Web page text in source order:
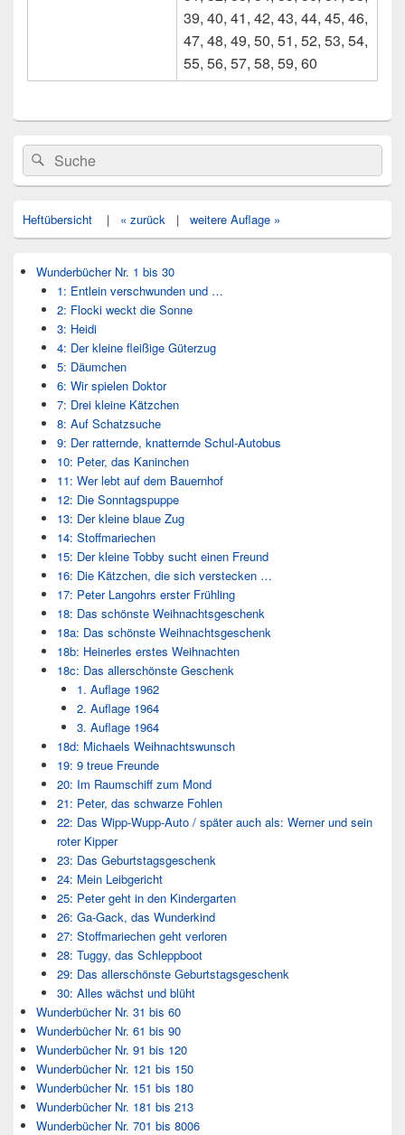
39, 40, 41, 42, 43, 44, 45, 46,
47, 48, 49, 50, 51, 52, 53, 54,
55, 56, 57, 58, 59, 60
Primärer
Seitenleisten
Widget-
Bereich
Search
for:
Suche
Heftübersicht | « zurück | weitere Auflage »
Wunderbücher Nr. 1 bis 30
1: Entlein verschwunden und …
2: Flocki weckt die Sonne
3: Heidi
4: Der kleine fleißige Güterzug
5: Däumchen
6: Wir spielen Doktor
7: Drei kleine Kätzchen
8: Auf Schatzsuche
9: Der ratternde, knatternde Schul-Autobus
10: Peter, das Kaninchen
11: Wer lebt auf dem Bauernhof
12: Die Sonntagspuppe
13: Der kleine blaue Zug
14: Stoffmariechen
15: Der kleine Tobby sucht einen Freund
16: Die Kätzchen, die sich verstecken …
17: Peter Langohrs erster Frühling
18: Das schönste Weihnachtsgeschenk
18a: Das schönste Weihnachtsgeschenk
18b: Heinerles erstes Weihnachten
18c: Das allerschönste Geschenk
1. Auflage 1962
2. Auflage 1964
3. Auflage 1964
18d: Michaels Weihnachtswunsch
19: 9 treue Freunde
20: Im Raumschiff zum Mond
21: Peter, das schwarze Fohlen
22: Das Wipp-Wupp-Auto / später auch als: Werner und sein
roter Kipper
23: Das Geburtstagsgeschenk
24: Mein Leibgericht
25: Peter geht in den Kindergarten
26: Ga-Gack, das Wunderkind
27: Stoffmariechen geht verloren
28: Tuggy, das Schleppboot
29: Das allerschönste Geburtstagsgeschenk
30: Alles wächst und blüht
Wunderbücher Nr. 31 bis 60
Wunderbücher Nr. 61 bis 90
Wunderbücher Nr. 91 bis 120
Wunderbücher Nr. 121 bis 150
Wunderbücher Nr. 151 bis 180
Wunderbücher Nr. 181 bis 213
Wunderbücher Nr. 701 bis 8006